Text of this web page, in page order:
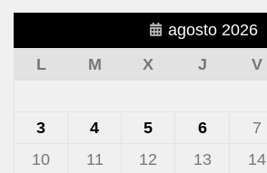
agosto 2026
L
M X J V
3
4 5 6 7
10
11 12 13 14